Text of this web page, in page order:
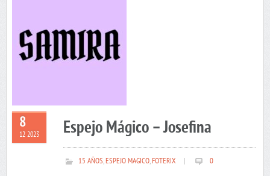
8
12 2023 Espejo Mágico – Josefina
15 AÑOS,ESPEJO MAGICO,FOTERIX 0